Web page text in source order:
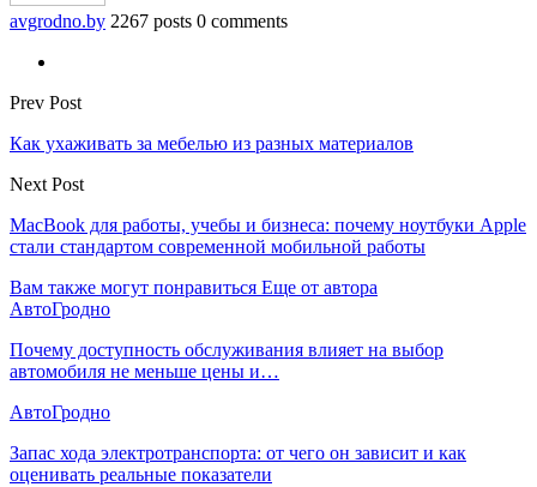
avgrodno.by 2267 posts 0 comments
Prev Post
Как ухаживать за мебелью из разных материалов
Next Post
MacBook для работы, учебы и бизнеса: почему ноутбуки Apple
стали стандартом современной мобильной работы
Вам также могут понравиться Еще от автора
АвтоГродно
Почему доступность обслуживания влияет на выбор
автомобиля не меньше цены и…
АвтоГродно
Запас хода электротранспорта: от чего он зависит и как
оценивать реальные показатели